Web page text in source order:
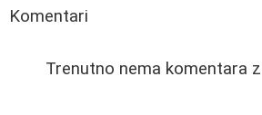
Komentari
Trenutno nema komentara